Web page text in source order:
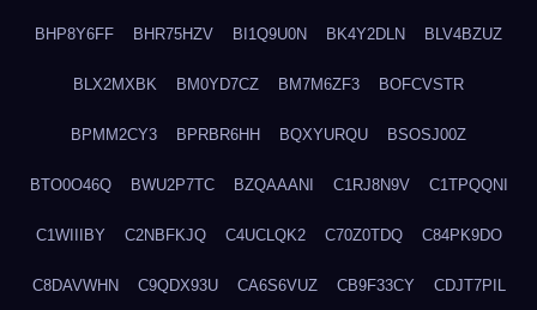
BHP8Y6FF BHR75HZV BI1Q9U0N BK4Y2DLN BLV4BZUZ
BLX2MXBK BM0YD7CZ BM7M6ZF3 BOFCVSTR
BPMM2CY3 BPRBR6HH BQXYURQU BSOSJ00Z
BTO0O46Q BWU2P7TC BZQAAANI C1RJ8N9V C1TPQQNI
C1WIIIBY C2NBFKJQ C4UCLQK2 C70Z0TDQ C84PK9DO
C8DAVWHN C9QDX93U CA6S6VUZ CB9F33CY CDJT7PIL